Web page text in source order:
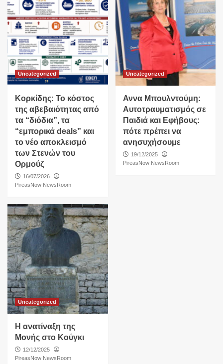
Uncategorized
Κορκίδης: Το κόστος
της αβεβαιότητας από
τα “διόδια”, τα
“εμπορικά deals” και
το νέο αποκλεισμό
των Στενών του
Ορμούζ
16/07/2026
PireasNow NewsRoom
Uncategorized
Αννα Μπουλντούμη:
Αυτοτραυματισμός σε
Παιδιά και Εφήβους:
πότε πρέπει να
ανησυχήσουμε
19/12/2025
PireasNow NewsRoom
Uncategorized
Η ανατίναξη της
Μονής στο Κούγκι
12/12/2025
PireasNow NewsRoom